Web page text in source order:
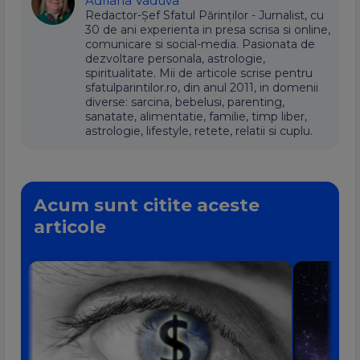
Redactor-Șef Sfatul Părinților - Jurnalist, cu
30 de ani experienta in presa scrisa si online,
comunicare si social-media. Pasionata de
dezvoltare personala, astrologie,
spiritualitate. Mii de articole scrise pentru
sfatulparintilor.ro, din anul 2011, in domenii
diverse: sarcina, bebelusi, parenting,
sanatate, alimentatie, familie, timp liber,
astrologie, lifestyle, retete, relatii si cuplu.
Acum sunt citite aceste
articole